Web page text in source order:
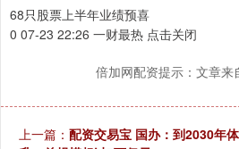
68只股票上半年业绩预喜
0 07-23 22:26 一财最热 点击关闭
倍加网配资提示：文章来
上一篇： 配资交易宝 国办：到2030年